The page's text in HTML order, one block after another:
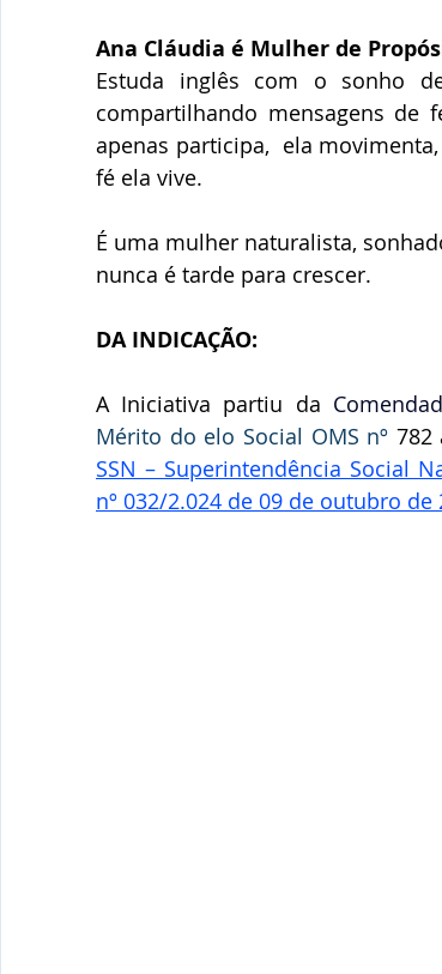
Ana Cláudia é Mulher de
Estuda inglês com o sonho
compartilhando mensagens de
apenas participa,  ela
fé ela vive.
É uma mulher naturalista,
nunca é tarde para crescer.
DA INDICAÇÃO:
A Iniciativa partiu da
Mérito do elo Social OMS nº 782
SSN – Superintendência Social
nº 032/2.024 de 09 de outubro de